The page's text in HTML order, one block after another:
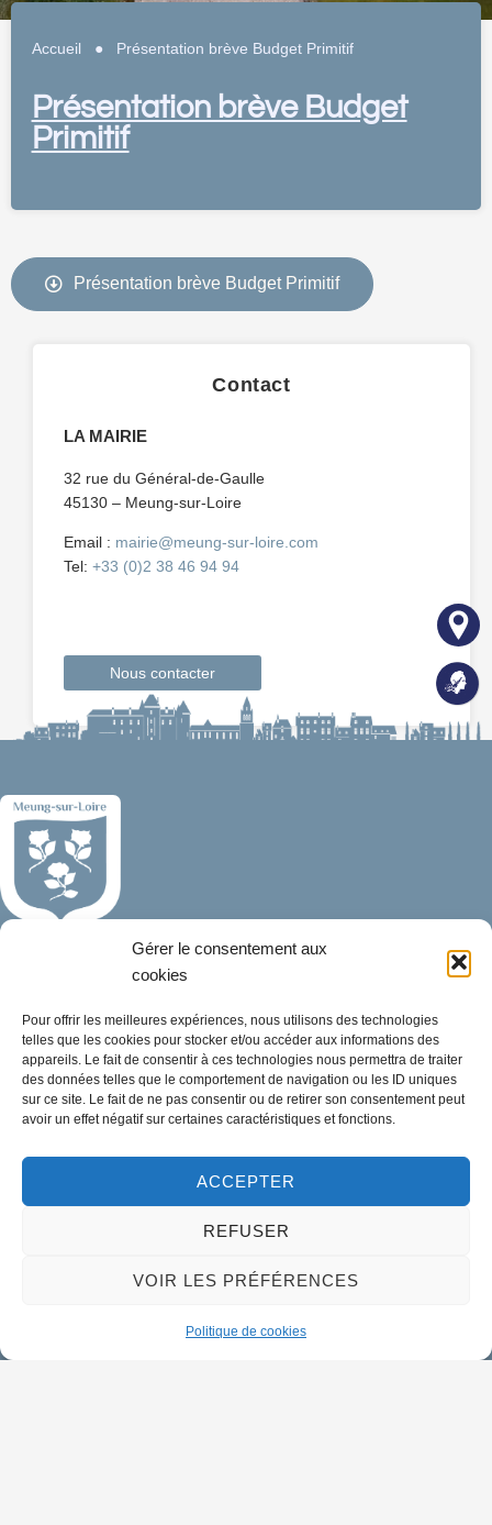
Gérer le consentement aux
cookies
Pour offrir les meilleures expériences, nous utilisons des technologies
telles que les cookies pour stocker et/ou accéder aux informations des
appareils. Le fait de consentir à ces technologies nous permettra de traiter
des données telles que le comportement de navigation ou les ID uniques
sur ce site. Le fait de ne pas consentir ou de retirer son consentement peut
avoir un effet négatif sur certaines caractéristiques et fonctions.
ACCEPTER
REFUSER
VOIR LES PRÉFÉRENCES
Politique de cookies
Accueil ● Présentation brève Budget Primitif
Présentation brève Budget
Primitif
Contact
LA MAIRIE
32 rue du Général-de-Gaulle
45130 – Meung-sur-Loire
Email : mairie@meung-sur-loire.com
Tel: +33 (0)2 38 46 94 94
Nous contacter
Présentation brève Budget Primitif
Mairie de Meung-sur-Loire
45130 Meung-sur-Loire
02 38 46 94 94
mairie@meung-sur-loire.com
9h00 à 12h30 & 13h30 à 18h00
9h00 à 12h30 & 14h00 à 17h30